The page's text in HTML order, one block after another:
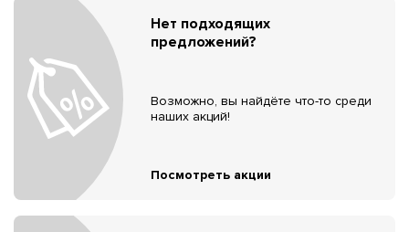
Нет подходящих
предложений?
Возможно, вы найдёте что-то среди
наших акций!
Посмотреть акции